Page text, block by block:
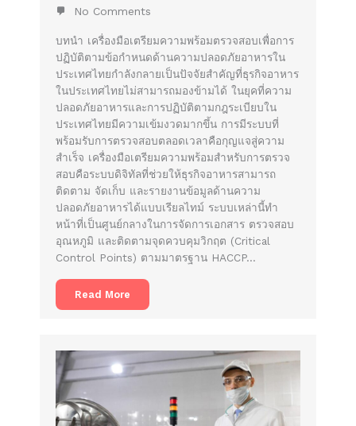
No Comments
บทนำ เครื่องมือเตรียมความพร้อมตรวจสอบเพื่อการ
ปฏิบัติตามข้อกำหนดด้านความปลอดภัยอาหารใน
ประเทศไทยกำลังกลายเป็นปัจจัยสำคัญที่ธุรกิจอาหาร
ในประเทศไทยไม่สามารถมองข้ามได้ ในยุคที่ความ
ปลอดภัยอาหารและการปฏิบัติตามกฎระเบียบใน
ประเทศไทยมีความเข้มงวดมากขึ้น การมีระบบที่
พร้อมรับการตรวจสอบตลอดเวลาคือกุญแจสู่ความ
สำเร็จ เครื่องมือเตรียมความพร้อมสำหรับการตรวจ
สอบคือระบบดิจิทัลที่ช่วยให้ธุรกิจอาหารสามารถ
ติดตาม จัดเก็บ และรายงานข้อมูลด้านความ
ปลอดภัยอาหารได้แบบเรียลไทม์ ระบบเหล่านี้ทำ
หน้าที่เป็นศูนย์กลางในการจัดการเอกสาร ตรวจสอบ
อุณหภูมิ และติดตามจุดควบคุมวิกฤต (Critical
Control Points) ตามมาตรฐาน HACCP…
Read More